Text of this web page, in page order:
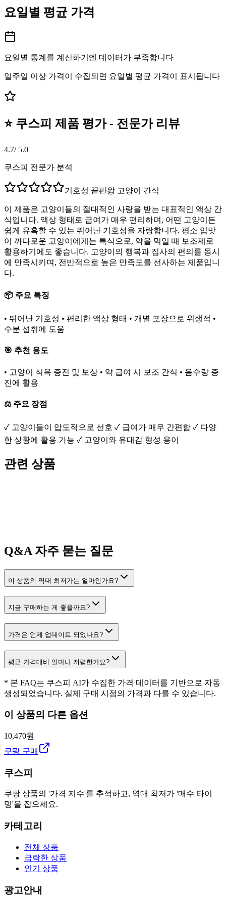
요일별 평균 가격
요일별 통계를 계산하기엔 데이터가 부족합니다
일주일 이상 가격이 수집되면 요일별 평균 가격이 표시됩니다
⭐ 쿠스피 제품 평가 - 전문가 리뷰
4.7/ 5.0
쿠스피 전문가 분석
기호성 끝판왕 고양이 간식
이 제품은 고양이들의 절대적인 사랑을 받는 대표적인 액상 간
식입니다. 액상 형태로 급여가 매우 편리하며, 어떤 고양이든
쉽게 유혹할 수 있는 뛰어난 기호성을 자랑합니다. 평소 입맛
이 까다로운 고양이에게는 특식으로, 약을 먹일 때 보조제로
활용하기에도 좋습니다. 고양이의 행복과 집사의 편의를 동시
에 만족시키며, 전반적으로 높은 만족도를 선사하는 제품입니
다.
📦 주요 특징
• 뛰어난 기호성 • 편리한 액상 형태 • 개별 포장으로 위생적 •
수분 섭취에 도움
🎯 추천 용도
• 고양이 식욕 증진 및 보상 • 약 급여 시 보조 간식 • 음수량 증
진에 활용
⚖️ 주요 장점
✓ 고양이들이 압도적으로 선호 ✓ 급여가 매우 간편함 ✓ 다양
한 상황에 활용 가능 ✓ 고양이와 유대감 형성 용이
관련 상품
Q&A 자주 묻는 질문
이 상품의 역대 최저가는 얼마인가요?
지금 구매하는 게 좋을까요?
가격은 언제 업데이트 되었나요?
평균 가격대비 얼마나 저렴한가요?
* 본 FAQ는 쿠스피 AI가 수집한 가격 데이터를 기반으로 자동
생성되었습니다. 실제 구매 시점의 가격과 다를 수 있습니다.
이 상품의 다른 옵션
10,470원
쿠팡 구매
쿠스피
쿠팡 상품의 '가격 지수'를 추적하고, 역대 최저가 '매수 타이
밍'을 잡으세요.
카테고리
전체 상품
급락한 상품
인기 상품
광고안내